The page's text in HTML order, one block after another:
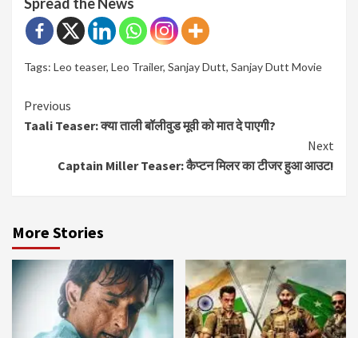
Tags: Leo teaser, Leo Trailer, Sanjay Dutt, Sanjay Dutt Movie
Continue
Reading
Previous
Taali Teaser: क्या ताली बॉलीवुड मूवी को मात दे पाएगी?
Next
Captain Miller Teaser: कैप्टन मिलर का टीजर हुआ आउट!
More Stories